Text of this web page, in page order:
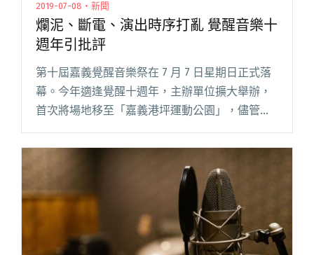
2019-07-08・新聞
爛泥、斷電、演出時序打亂 覺醒音樂十
週年引批評
第十屆嘉義覺醒音樂祭在 7 月 7 日星期日正式落
幕。今年適逢覺醒十週年，主辦單位擴大舉辦，
首次將場地移至「嘉義港坪運動公園」，儘管邀
請到草東沒有派對、土屋安娜、茄子蛋、陳珊
妮、閃靈等重量級演出單位；金曲得獎者
Yellow、椅子樂團、Le閱讀全文 "爛泥、斷電、演
出時序打亂 覺醒音樂十週年引批評"